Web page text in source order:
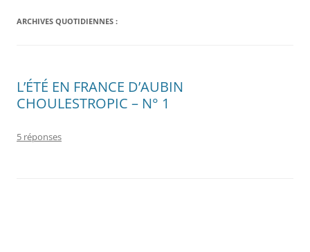
ARCHIVES QUOTIDIENNES :
L’ÉTÉ EN FRANCE D’AUBIN
CHOULESTROPIC – N° 1
5 réponses